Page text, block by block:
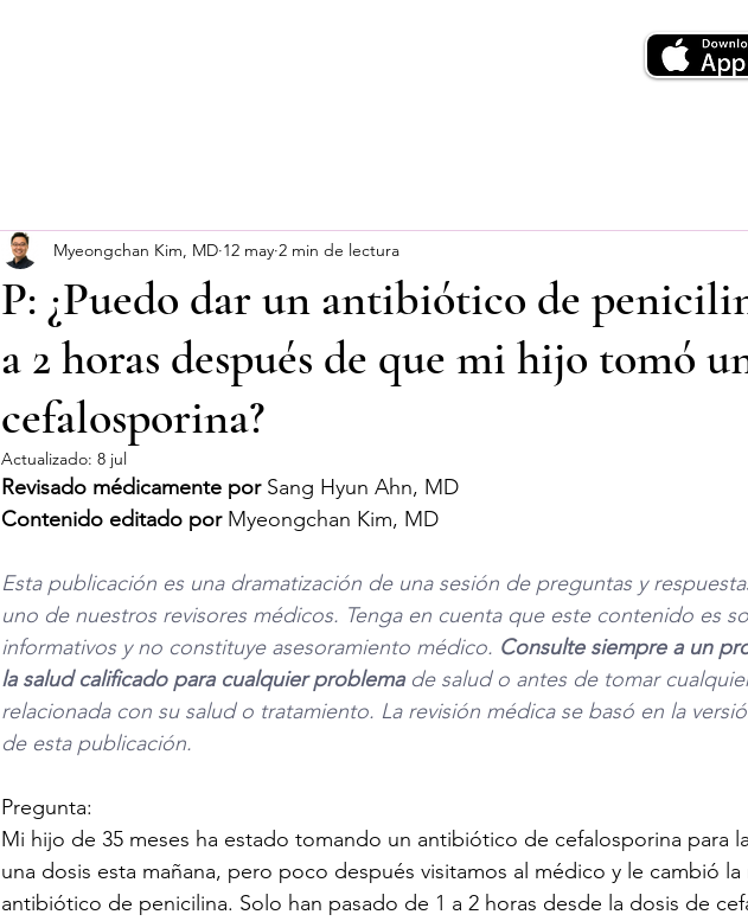
P: ¿Puedo dar un antibiótico de
a 2 horas después de que mi hijo tomó
cefalosporina?
Myeongchan Kim, MD 12 may 2 min de lectura
Actualizado: 8 jul
Revisado médicamente por Sang Hyun Ahn, MD
Contenido editado por Myeongchan Kim, MD
Esta publicación es una dramatización de una sesión de preguntas y
uno de nuestros revisores médicos. Tenga en cuenta que este contenido es
informativos y no constituye asesoramiento médico. Consulte siempre a un
la salud calificado para cualquier problema de salud o antes de tomar
relacionada con su salud o tratamiento. La revisión médica se basó en la
de esta publicación.
Pregunta:
Mi hijo de 35 meses ha estado tomando un antibiótico de cefalosporina para
una dosis esta mañana, pero poco después visitamos al médico y le cambió la
antibiótico de penicilina. Solo han pasado de 1 a 2 horas desde la dosis de